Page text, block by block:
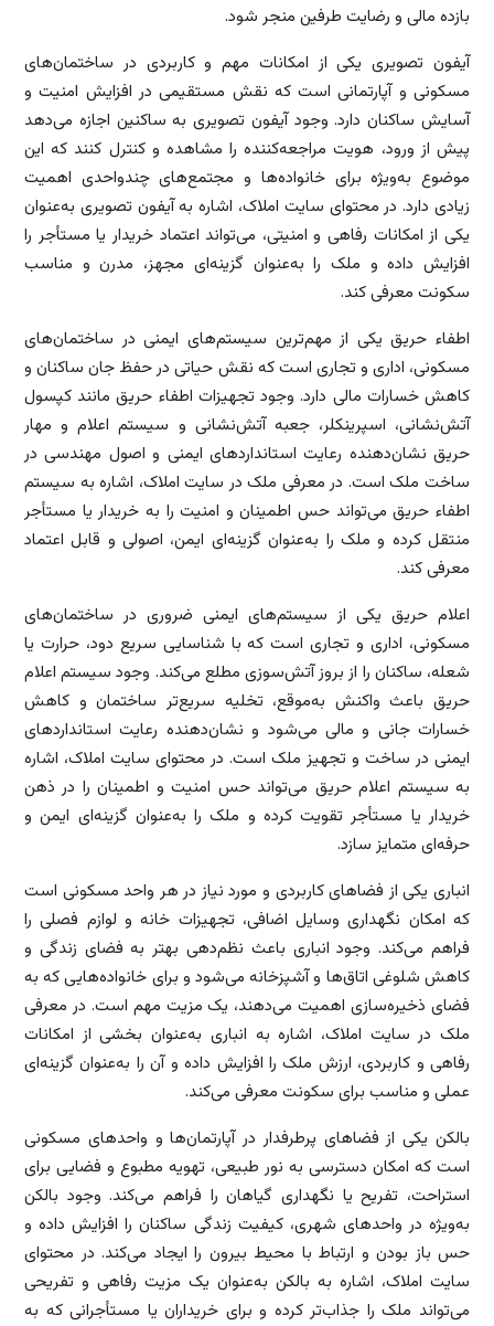
بازده مالی و رضایت طرفین منجر شود.
آیفون تصویری یکی از امکانات مهم و کاربردی در ساختمان‌های
مسکونی و آپارتمانی است که نقش مستقیمی در افزایش امنیت و
آسایش ساکنان دارد. وجود آیفون تصویری به ساکنین اجازه می‌دهد
پیش از ورود، هویت مراجعه‌کننده را مشاهده و کنترل کنند که این
موضوع به‌ویژه برای خانواده‌ها و مجتمع‌های چندواحدی اهمیت
زیادی دارد. در محتوای سایت املاک، اشاره به آیفون تصویری به‌عنوان
یکی از امکانات رفاهی و امنیتی، می‌تواند اعتماد خریدار یا مستأجر را
افزایش داده و ملک را به‌عنوان گزینه‌ای مجهز، مدرن و مناسب
سکونت معرفی کند.
اطفاء حریق یکی از مهم‌ترین سیستم‌های ایمنی در ساختمان‌های
مسکونی، اداری و تجاری است که نقش حیاتی در حفظ جان ساکنان و
کاهش خسارات مالی دارد. وجود تجهیزات اطفاء حریق مانند کپسول
آتش‌نشانی، اسپرینکلر، جعبه آتش‌نشانی و سیستم اعلام و مهار
حریق نشان‌دهنده رعایت استانداردهای ایمنی و اصول مهندسی در
ساخت ملک است. در معرفی ملک در سایت املاک، اشاره به سیستم
اطفاء حریق می‌تواند حس اطمینان و امنیت را به خریدار یا مستأجر
منتقل کرده و ملک را به‌عنوان گزینه‌ای ایمن، اصولی و قابل اعتماد
معرفی کند.
اعلام حریق یکی از سیستم‌های ایمنی ضروری در ساختمان‌های
مسکونی، اداری و تجاری است که با شناسایی سریع دود، حرارت یا
شعله، ساکنان را از بروز آتش‌سوزی مطلع می‌کند. وجود سیستم اعلام
حریق باعث واکنش به‌موقع، تخلیه سریع‌تر ساختمان و کاهش
خسارات جانی و مالی می‌شود و نشان‌دهنده رعایت استانداردهای
ایمنی در ساخت و تجهیز ملک است. در محتوای سایت املاک، اشاره
به سیستم اعلام حریق می‌تواند حس امنیت و اطمینان را در ذهن
خریدار یا مستأجر تقویت کرده و ملک را به‌عنوان گزینه‌ای ایمن و
حرفه‌ای متمایز سازد.
انباری یکی از فضاهای کاربردی و مورد نیاز در هر واحد مسکونی است
که امکان نگهداری وسایل اضافی، تجهیزات خانه و لوازم فصلی را
فراهم می‌کند. وجود انباری باعث نظم‌دهی بهتر به فضای زندگی و
کاهش شلوغی اتاق‌ها و آشپزخانه می‌شود و برای خانواده‌هایی که به
فضای ذخیره‌سازی اهمیت می‌دهند، یک مزیت مهم است. در معرفی
ملک در سایت املاک، اشاره به انباری به‌عنوان بخشی از امکانات
رفاهی و کاربردی، ارزش ملک را افزایش داده و آن را به‌عنوان گزینه‌ای
عملی و مناسب برای سکونت معرفی می‌کند.
بالکن یکی از فضاهای پرطرفدار در آپارتمان‌ها و واحدهای مسکونی
است که امکان دسترسی به نور طبیعی، تهویه مطبوع و فضایی برای
استراحت، تفریح یا نگهداری گیاهان را فراهم می‌کند. وجود بالکن
به‌ویژه در واحدهای شهری، کیفیت زندگی ساکنان را افزایش داده و
حس باز بودن و ارتباط با محیط بیرون را ایجاد می‌کند. در محتوای
سایت املاک، اشاره به بالکن به‌عنوان یک مزیت رفاهی و تفریحی
می‌تواند ملک را جذاب‌تر کرده و برای خریداران یا مستأجرانی که به